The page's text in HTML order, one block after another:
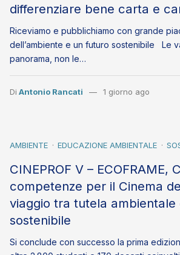
differenziare bene carta e
Riceviamo e pubblichiamo con grande
dell’ambiente e un futuro sostenibile Le
panorama, non le…
Di Antonio Rancati 1 giorno ago
AMBIENTE EDUCAZIONE AMBIENTALE
CINEPROF V – ECOFRAME,
competenze per il Cinema
viaggio tra tutela ambientale
sostenibile
Si conclude con successo la prima